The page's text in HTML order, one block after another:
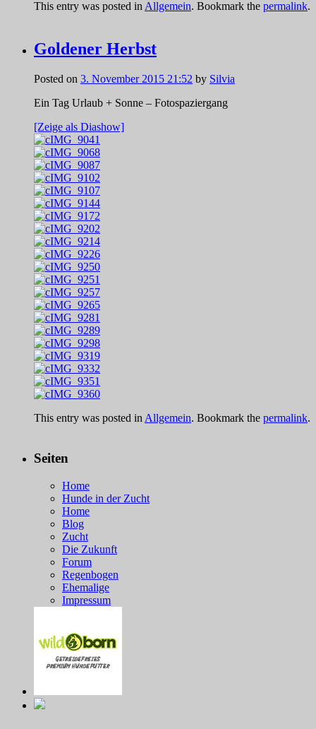
This entry was posted in Allgemein. Bookmark the permalink.
Goldener Herbst
Posted on 3. November 2015 21:52 by Silvia
Ein Tag Urlaub + Sonne – Fotospaziergang
[Zeige als Diashow]
This entry was posted in Allgemein. Bookmark the permalink.
Seiten
Home
Hunde in der Zucht
Home
Blog
Zucht
Die Zukunft
Forum
Regenbogen
Ehemalige
Impressum